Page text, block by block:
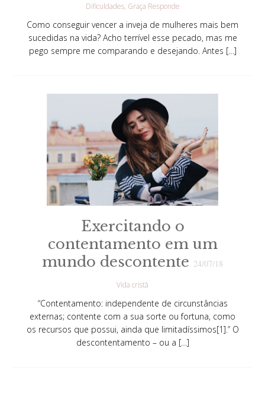
Dificuldades Graça Responde
Como conseguir vencer a inveja de mulheres mais bem
sucedidas na vida? Acho terrível esse pecado, mas me
pego sempre me comparando e desejando. Antes […]
Exercitando o
contentamento em um
mundo descontente 24/07/18
Vida cristã
“Contentamento: independente de circunstâncias
externas; contente com a sua sorte ou fortuna, como
os recursos que possui, ainda que limitadíssimos[1].” O
descontentamento – ou a […]